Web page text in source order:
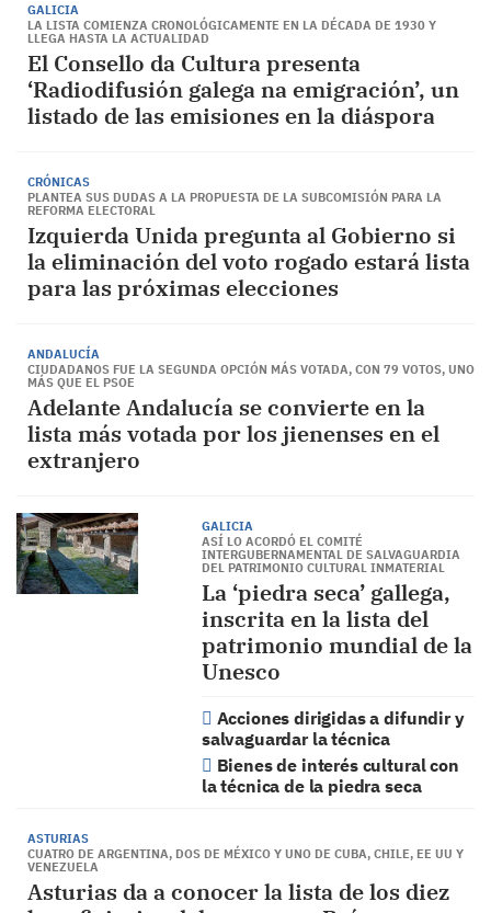
GALICIA
LA LISTA COMIENZA CRONOLÓGICAMENTE EN LA DÉCADA DE 1930 Y
LLEGA HASTA LA ACTUALIDAD
El Consello da Cultura presenta
‘Radiodifusión galega na emigración’, un
listado de las emisiones en la diáspora
CRÓNICAS
PLANTEA SUS DUDAS A LA PROPUESTA DE LA SUBCOMISIÓN PARA LA
REFORMA ELECTORAL
Izquierda Unida pregunta al Gobierno si
la eliminación del voto rogado estará lista
para las próximas elecciones
ANDALUCÍA
CIUDADANOS FUE LA SEGUNDA OPCIÓN MÁS VOTADA, CON 79 VOTOS, UNO
MÁS QUE EL PSOE
Adelante Andalucía se convierte en la
lista más votada por los jienenses en el
extranjero
GALICIA
ASÍ LO ACORDÓ EL COMITÉ
INTERGUBERNAMENTAL DE SALVAGUARDIA
DEL PATRIMONIO CULTURAL INMATERIAL
La ‘piedra seca’ gallega,
inscrita en la lista del
patrimonio mundial de la
Unesco
Acciones dirigidas a difundir y
salvaguardar la técnica
Bienes de interés cultural con
la técnica de la piedra seca
ASTURIAS
CUATRO DE ARGENTINA, DOS DE MÉXICO Y UNO DE CUBA, CHILE, EE UU Y
VENEZUELA
Asturias da a conocer la lista de los diez